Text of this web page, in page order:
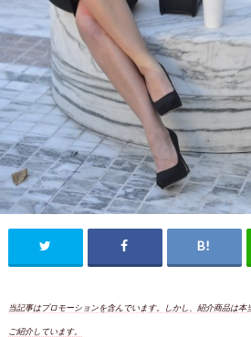
当記事はプロモーションを含んでいます。しかし、紹介商品は
ご紹介しています。